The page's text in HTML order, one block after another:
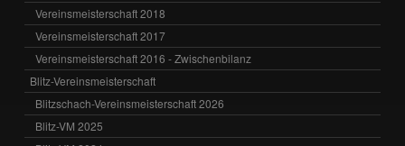
Vereinsmeisterschaft 2018
Vereinsmeisterschaft 2017
Vereinsmeisterschaft 2016 - Zwischenbilanz
Blitz-Vereinsmeisterschaft
Blitzschach-Vereinsmeisterschaft 2026
Blitz-VM 2025